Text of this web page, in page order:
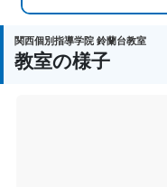
関西個別指導学院 鈴蘭台教室
教室の様子